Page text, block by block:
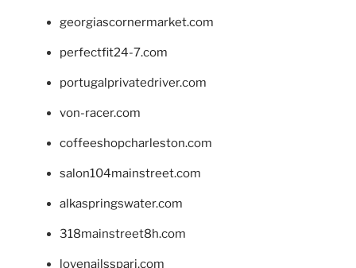
georgiascornermarket.com
perfectfit24-7.com
portugalprivatedriver.com
von-racer.com
coffeeshopcharleston.com
salon104mainstreet.com
alkaspringswater.com
318mainstreet8h.com
lovenailsspari.com